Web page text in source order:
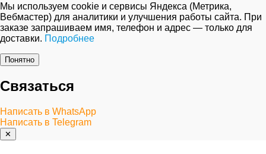
Мы используем cookie и сервисы Яндекса (Метрика,
Вебмастер) для аналитики и улучшения работы сайта. При
заказе запрашиваем имя, телефон и адрес — только для
доставки. Подробнее
Понятно
Связаться
Написать в WhatsApp
Написать в Telegram
✕